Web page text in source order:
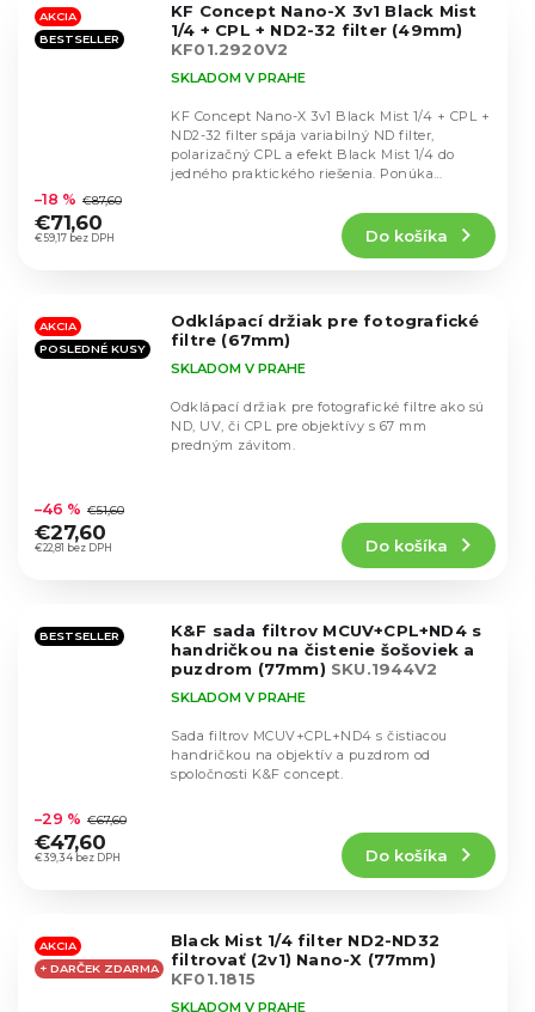
hviezdičiek.
AKCIA
BESTSELLER
KF Concept Nano-X 3v1 Black Mist
1/4 + CPL + ND2-32 filter (49mm)
KF01.2920V2
hodnotenie
produktu
je
hviezdičiek.
SKLADOM V PRAHE
€59,17 bez DPH
–18 % €87,60
€71,60
Do košíka
KF Concept Nano-X 3v1 Black Mist 1/4 + CPL +
ND2-32 filter spája variabilný ND filter,
polarizačný CPL a efekt Black Mist 1/4 do
jedného praktického riešenia. Ponúka
AKCIA
POSLEDNÉ KUSY
Odklápací držiak pre fotografické
filtre (67mm)
hodnotenie
produktu
je
hviezdičiek.
SKLADOM V PRAHE
€22,81 bez DPH
–46 % €51,60
€27,60
Do košíka
Odklápací držiak pre fotografické filtre ako sú
ND, UV, či CPL pre objektívy s 67 mm
predným závitom.
BESTSELLER
K&F sada filtrov MCUV+CPL+ND4 s
handričkou na čistenie šošoviek a
puzdrom (77mm) SKU.1944V2
hodnotenie
produktu
je
hviezdičiek.
SKLADOM V PRAHE
€39,34 bez DPH
–29 % €67,60
€47,60
Do košíka
Sada filtrov MCUV+CPL+ND4 s čistiacou
handričkou na objektív a puzdrom od
spoločnosti K&F concept.
AKCIA
+ DARČEK ZDARMA
Black Mist 1/4 filter ND2-ND32
filtrovať (2v1) Nano-X (77mm)
KF01.1815
SKLADOM V PRAHE